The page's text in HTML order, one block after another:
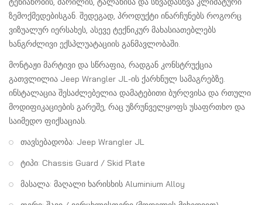
ზემოქმედებისგან. შედეგად, პროდუქტი ინარჩუნებს როგორც
ვიზუალურ იერსახეს, ასევე ტექნიკურ მახასიათებლებს
ხანგრძლივი ექსპლუატაციის განმავლობაში.
მონტაჟი მარტივი და სწრაფია, რადგან კონსტრუქცია
გათვლილია Jeep Wrangler JL-ის ქარხნულ სამაგრებზე.
ინსტალაცია შესაძლებელია დამატებითი ბურღვისა და რთული
მოდიფიკაციების გარეშე, რაც უზრუნველყოფს უსაფრთხო და
საიმედო ფიქსაციას.
თავსებადობა: Jeep Wrangler JL
ტიპი: Chassis Guard / Skid Plate
მასალა: მაღალი ხარისხის Aluminium Alloy